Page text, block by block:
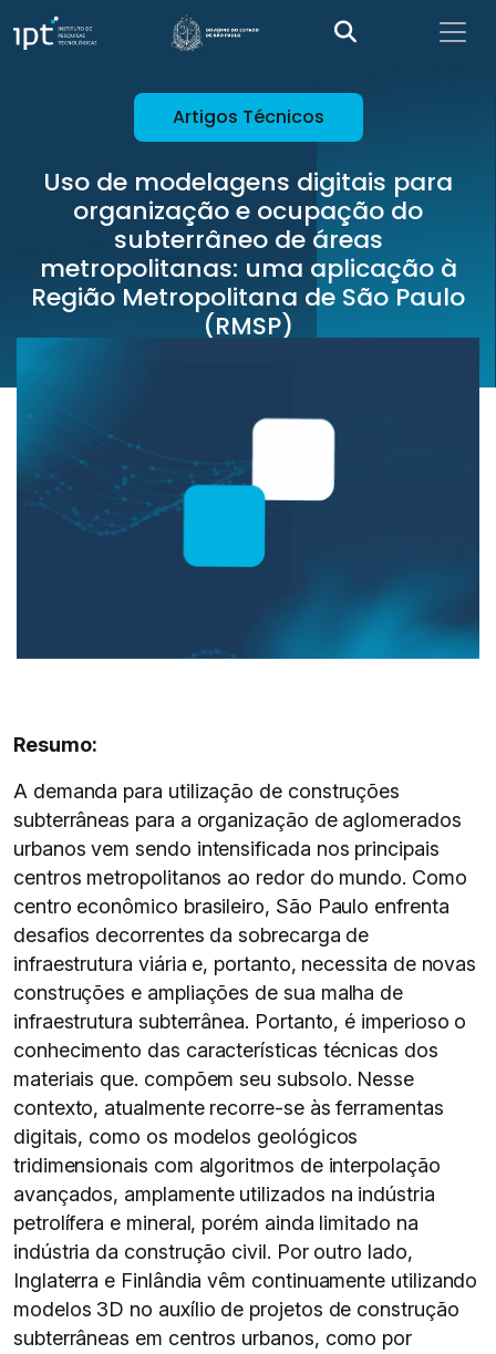
Artigos Técnicos
Uso de modelagens digitais para
organização e ocupação do
subterrâneo de áreas
metropolitanas: uma aplicação à
Região Metropolitana de São Paulo
(RMSP)
Resumo:
A demanda para utilização de construções
subterrâneas para a organização de aglomerados
urbanos vem sendo intensificada nos principais
centros metropolitanos ao redor do mundo. Como
centro econômico brasileiro, São Paulo enfrenta
desafios decorrentes da sobrecarga de
infraestrutura viária e, portanto, necessita de novas
construções e ampliações de sua malha de
infraestrutura subterrânea. Portanto, é imperioso o
conhecimento das características técnicas dos
materiais que. compõem seu subsolo. Nesse
contexto, atualmente recorre-se às ferramentas
digitais, como os modelos geológicos
tridimensionais com algoritmos de interpolação
avançados, amplamente utilizados na indústria
petrolífera e mineral, porém ainda limitado na
indústria da construção civil. Por outro lado,
Inglaterra e Finlândia vêm continuamente utilizando
modelos 3D no auxílio de projetos de construção
subterrâneas em centros urbanos, como por